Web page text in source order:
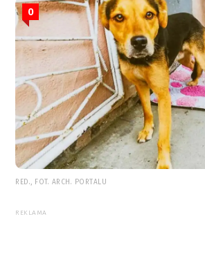
0
RED., FOT. ARCH. PORTALU
REKLAMA